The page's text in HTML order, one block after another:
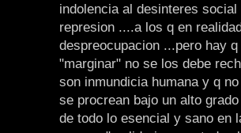
indolencia al desinteres
represion ....a los q en
despreocupacion ...pero hay
"marginar" no se los debe
son inmundicia humana y q
se procrean bajo un alto
de todo lo esencial y sano en